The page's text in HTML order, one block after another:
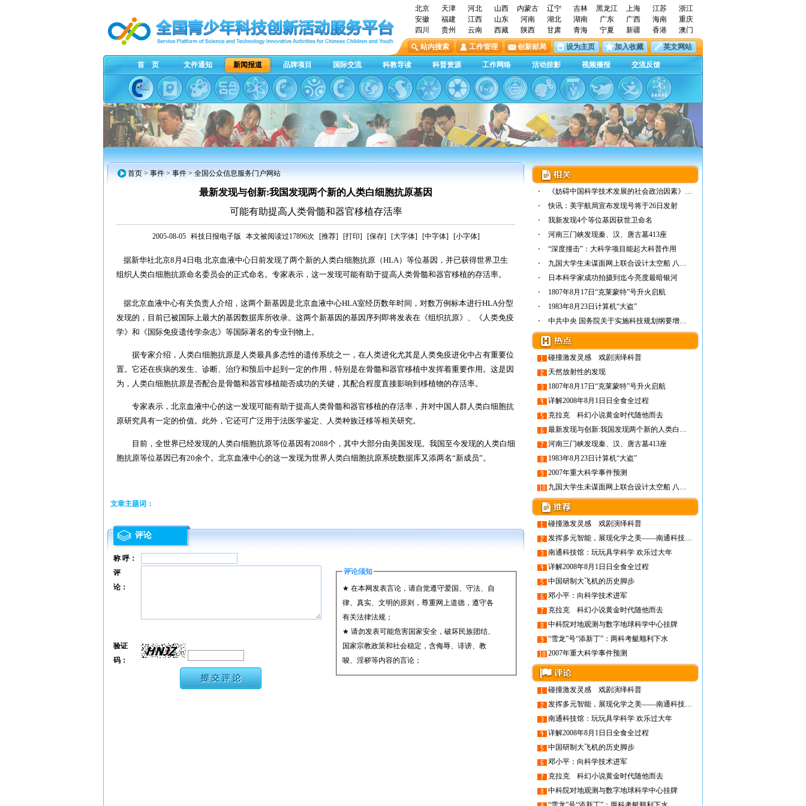
北京 天津 河北 山西 内蒙古 辽宁 吉林 黑龙江 上海 江苏
浙江
安徽
福建 江西 山东 河南 湖北 湖南 广东 广西 海南
重庆
四川
贵州 云南 西藏 陕西 甘肃 青海 宁夏 新疆 香港
澳门
站内搜索
工作管理 创新邮局 设为主页 加入收藏 英文网站
首 页 文件通知 新闻报道 品牌项目 国际交流 科教导读 科普资源 工作网络 活动掠影 视频播报 交流反馈
首页 > 事件 > 事件 > 全国公众信息服务门户网站
最新发现与创新:我国发现两个新的人类白细胞抗原基因
可能有助提高人类骨髓和器官移植存活率
2005-08-05 科技日报电子版 本文被阅读过17896次 [推荐] [打印] [保存] [大字体] [中字体] [小字体]
据新华社北京8月4日电 北京血液中心日前发现了两个新的人类白细胞抗原（HLA）等位基因，并已获得世界卫生
组织人类白细胞抗原命名委员会的正式命名。专家表示，这一发现可能有助于提高人类骨髓和器官移植的存活率。
据北京血液中心有关负责人介绍，这两个新基因是北京血液中心HLA室经历数年时间，对数万例标本进行HLA分型
发现的，目前已被国际上最大的基因数据库所收录。这两个新基因的基因序列即将发表在《组织抗原》、《人类免疫
学》和《国际免疫遗传学杂志》等国际著名的专业刊物上。
据专家介绍，人类白细胞抗原是人类最具多态性的遗传系统之一，在人类进化尤其是人类免疫进化中占有重要位
置。它还在疾病的发生、诊断、治疗和预后中起到一定的作用，特别是在骨髓和器官移植中发挥着重要作用。这是因
为，人类白细胞抗原是否配合是骨髓和器官移植能否成功的关键，其配合程度直接影响到移植物的存活率。
专家表示，北京血液中心的这一发现可能有助于提高人类骨髓和器官移植的存活率，并对中国人群人类白细胞抗
原研究具有一定的价值。此外，它还可广泛用于法医学鉴定、人类种族迁移等相关研究。
目前，全世界已经发现的人类白细胞抗原等位基因有2088个，其中大部分由美国发现。我国至今发现的人类白细
胞抗原等位基因已有20余个。北京血液中心的这一发现为世界人类白细胞抗原系统数据库又添两名“新成员”。
文章主题词：
评论
称 呼：
评论须知
★ 在本网发表言论，请自觉遵守爱国、守法、自
律、真实、文明的原则，尊重网上道德，遵守各
有关法律法规；
★ 请勿发表可能危害国家安全，破坏民族团结、
国家宗教政策和社会稳定，含侮辱、诽谤、教
唆、淫秽等内容的言论；
★ 承担一切因您的行为而直接或间接导致的民事
评
论：
验证
码：
《妨碍中国科学技术发展的社会政治因素》——…
快讯：美宇航局宣布发现号将于26日发射
我新发现4个等位基因获世卫命名
河南三门峡发现秦、汉、唐古墓413座
“深度撞击”：大科学项目能起大科普作用
九国大学生未谋面网上联合设计太空船 八月升空
日本科学家成功拍摄到迄今亮度最暗银河
1807年8月17日“克莱蒙特”号升火启航
1983年8月23日计算机“大盗”
中共中央 国务院关于实施科技规划纲要增强自…
碰撞激发灵感 戏剧演绎科普
天然放射性的发现
1807年8月17日“克莱蒙特”号升火启航
详解2008年8月1日日全食全过程
克拉克 科幻小说黄金时代随他而去
最新发现与创新:我国发现两个新的人类白细胞抗原基因
河南三门峡发现秦、汉、唐古墓413座
1983年8月23日计算机“大盗”
2007年重大科学事件预测
九国大学生未谋面网上联合设计太空船 八月升空
碰撞激发灵感 戏剧演绎科普
发挥多元智能，展现化学之美——南通科技馆龙年新春上演化学科普情景剧
南通科技馆：玩玩具学科学 欢乐过大年
详解2008年8月1日日全食全过程
中国研制大飞机的历史脚步
邓小平：向科学技术进军
克拉克 科幻小说黄金时代随他而去
中科院对地观测与数字地球科学中心挂牌
“雪龙”号“添新丁”：两科考艇顺利下水
2007年重大科学事件预测
碰撞激发灵感 戏剧演绎科普
发挥多元智能，展现化学之美——南通科技馆龙年新春上演化学科普情景剧
南通科技馆：玩玩具学科学 欢乐过大年
详解2008年8月1日日全食全过程
中国研制大飞机的历史脚步
邓小平：向科学技术进军
克拉克 科幻小说黄金时代随他而去
中科院对地观测与数字地球科学中心挂牌